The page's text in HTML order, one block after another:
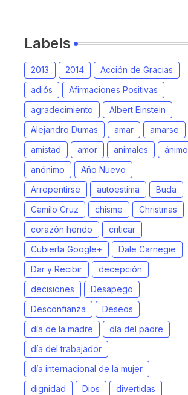
Labels
2013 2014
Acción de Gracias
adiós
Afirmaciones Positivas
agradecimiento
Albert Einstein
Alejandro Dumas
amar
amarse
amistad
amor animales
ánimo
anónimo
Año Nuevo
Arrepentirse
autoestima
Buda
Camilo Cruz
chisme
Christmas
corazón herido
criticar
Cubierta Google+
Dale Carnegie
Dar y Recibir
decepción
decisiones
Desapego
Desconfianza
Deseos
día de la madre
día del padre
día del trabajador
día internacional de la mujer
dignidad
Dios
divertidas